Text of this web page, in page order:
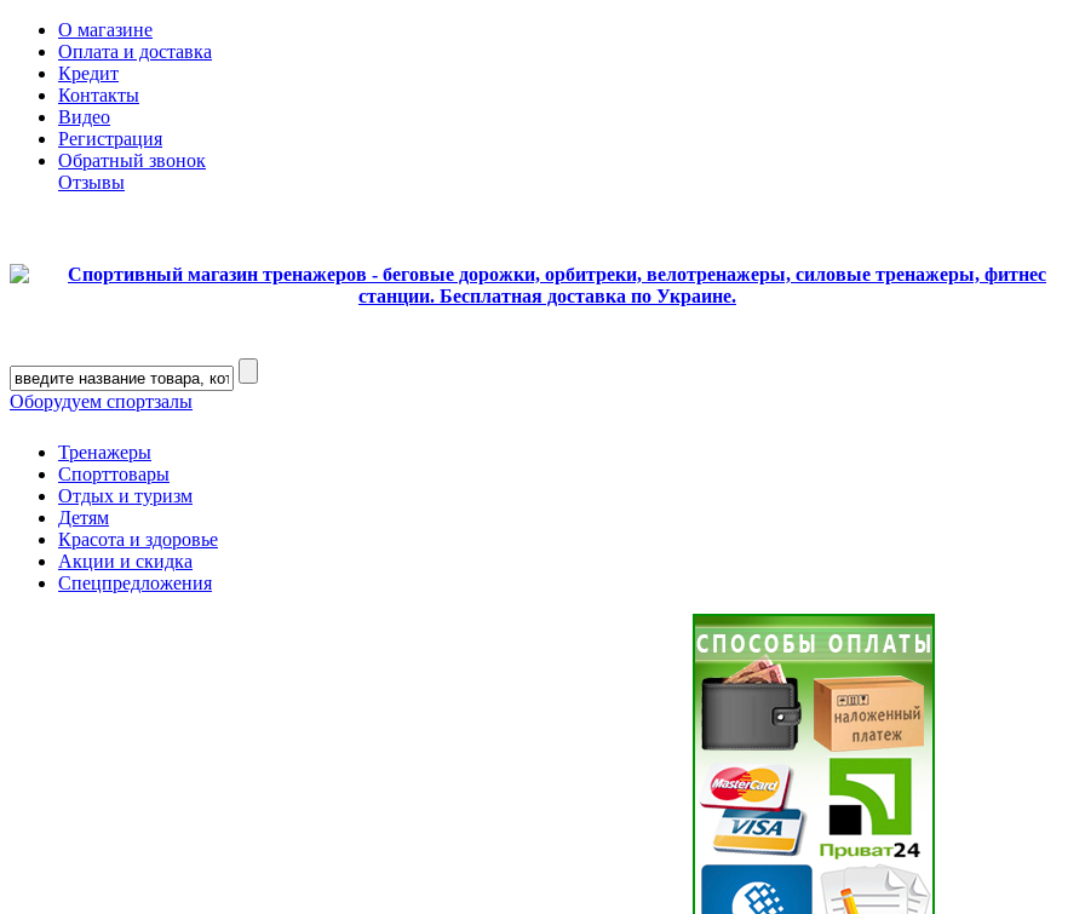
О магазине
Оплата и доставка
Кредит
Контакты
Видео
Регистрация
Обратный звонок
Отзывы
Оборудуем спортзалы
Тренажеры
Спорттовары
Отдых и туризм
Детям
Красота и здоровье
Акции и скидка
Спецпредложения